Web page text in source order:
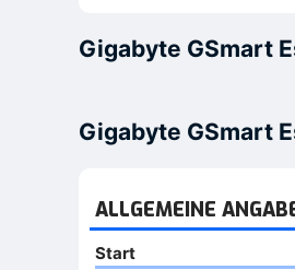
Gigabyte GSmart
Gigabyte GSmart
ALLGEMEINE
Start